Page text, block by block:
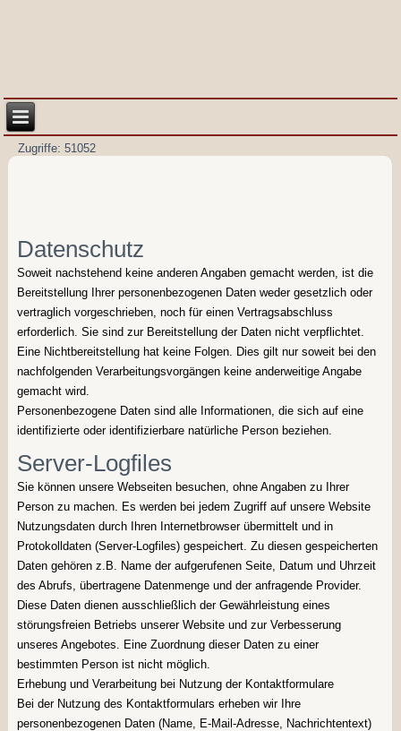
Zugriffe: 51052
Datenschutz
Soweit nachstehend keine anderen Angaben gemacht werden, ist die
Bereitstellung Ihrer personenbezogenen Daten weder gesetzlich oder
vertraglich vorgeschrieben, noch für einen Vertragsabschluss
erforderlich. Sie sind zur Bereitstellung der Daten nicht verpflichtet.
Eine Nichtbereitstellung hat keine Folgen. Dies gilt nur soweit bei den
nachfolgenden Verarbeitungsvorgängen keine anderweitige Angabe
gemacht wird.
Personenbezogene Daten sind alle Informationen, die sich auf eine
identifizierte oder identifizierbare natürliche Person beziehen.
Server-Logfiles
Sie können unsere Webseiten besuchen, ohne Angaben zu Ihrer
Person zu machen. Es werden bei jedem Zugriff auf unsere Website
Nutzungsdaten durch Ihren Internetbrowser übermittelt und in
Protokolldaten (Server-Logfiles) gespeichert. Zu diesen gespeicherten
Daten gehören z.B. Name der aufgerufenen Seite, Datum und Uhrzeit
des Abrufs, übertragene Datenmenge und der anfragende Provider.
Diese Daten dienen ausschließlich der Gewährleistung eines
störungsfreien Betriebs unserer Website und zur Verbesserung
unseres Angebotes. Eine Zuordnung dieser Daten zu einer
bestimmten Person ist nicht möglich.
Erhebung und Verarbeitung bei Nutzung der Kontaktformulare
Bei der Nutzung des Kontaktformulars erheben wir Ihre
personenbezogenen Daten (Name, E-Mail-Adresse, Nachrichtentext)